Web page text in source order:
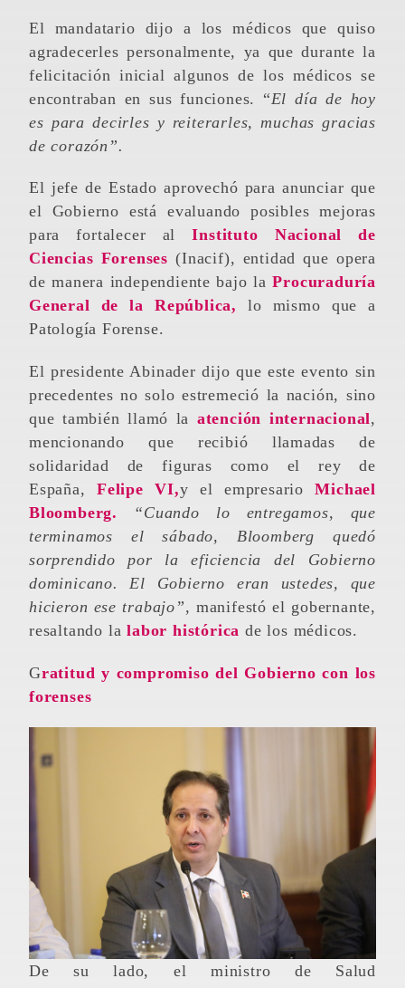
El mandatario dijo a los médicos que quiso
agradecerles personalmente, ya que durante la
felicitación inicial algunos de los médicos se
encontraban en sus funciones. “El día de hoy
es para decirles y reiterarles, muchas gracias
de corazón”.
El jefe de Estado aprovechó para anunciar que
el Gobierno está evaluando posibles mejoras
para fortalecer alInstituto Nacional de
Ciencias Forenses (Inacif), entidad que opera
de manera independiente bajo laProcuraduría
General de la República, lo mismo que a
Patología Forense.
El presidente Abinader dijo que este evento sin
precedentes no solo estremeció la nación, sino
que también llamó la atención internacional,
mencionando que recibió llamadas de
solidaridad de figuras como el rey de
España,Felipe VI,y el empresarioMichael
Bloomberg.
“Cuando lo entregamos, que
terminamos el sábado, Bloomberg quedó
sorprendido por la eficiencia del Gobierno
dominicano. El Gobierno eran ustedes, que
hicieron ese trabajo”, manifestó el gobernante,
resaltando lalabor histórica de los médicos.
Gratitud y compromiso del Gobierno con los
forenses
De su lado, el ministro de Salud